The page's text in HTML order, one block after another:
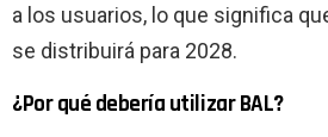
a los usuarios, lo que significa
se distribuirá para 2028.
¿Por qué debería utilizar BAL?